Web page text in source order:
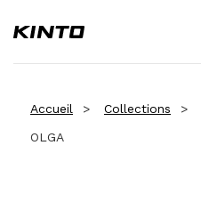
Accueil Collections
OLGA